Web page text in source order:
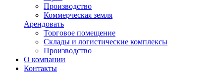
Производство
Коммерческая земля
Арендовать
Торговое помещение
Склады и логистические комплексы
Производство
О компании
Контакты